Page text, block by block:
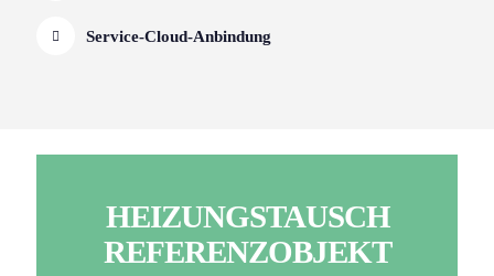
Service-Cloud-Anbindung
HEIZUNGSTAUSCH
REFERENZOBJEKT